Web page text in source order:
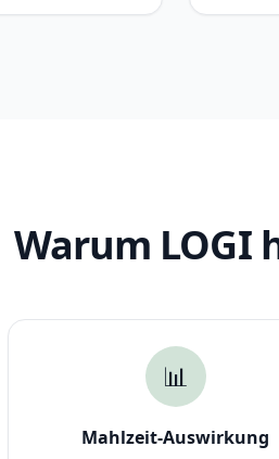
Warum LOGI
📊
Mahlzeit-Auswirkung